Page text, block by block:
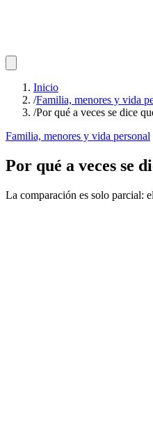
Inicio
/Familia, menores y vida
/Por qué a veces se dice
Familia, menores y vida personal
Por qué a veces se
La comparación es solo parcial: